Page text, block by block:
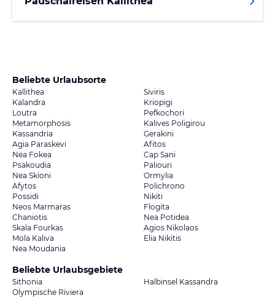
Beliebte Urlaubsorte
Kallithea
Siviris
Kalandra
Kriopigi
Loutra
Pefkochori
Metamorphosis
Kalives Poligirou
Kassandria
Gerakini
Agia Paraskevi
Afitos
Nea Fokea
Cap Sani
Psakoudia
Paliouri
Nea Skioni
Ormylia
Afytos
Polichrono
Possidi
Nikiti
Neos Marmaras
Flogita
Chaniotis
Nea Potidea
Skala Fourkas
Agios Nikolaos
Mola Kaliva
Elia Nikitis
Nea Moudania
Beliebte Urlaubsgebiete
Sithonia
Halbinsel Kassandra
Olympische Riviera